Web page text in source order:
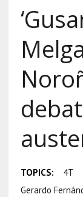
TOPICS: 4T
Gerardo